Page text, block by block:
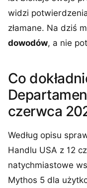
widzi
złamane. Na dziś
dowodów, a nie
Co
czerwca
Według opisu
Handlu USA z 12
natychmiastowe
Mythos 5 dla